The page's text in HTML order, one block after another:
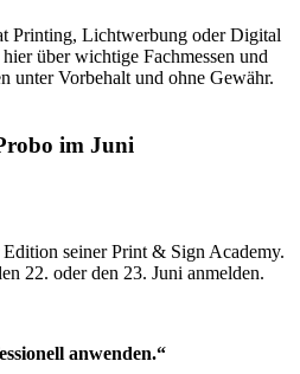
Printing, Lichtwerbung oder Digital
über wichtige Fachmessen und
unter Vorbehalt und ohne Gewähr.
im Juni
seiner Print & Sign Academy.
22. oder den 23. Juni anmelden.
anwenden.“